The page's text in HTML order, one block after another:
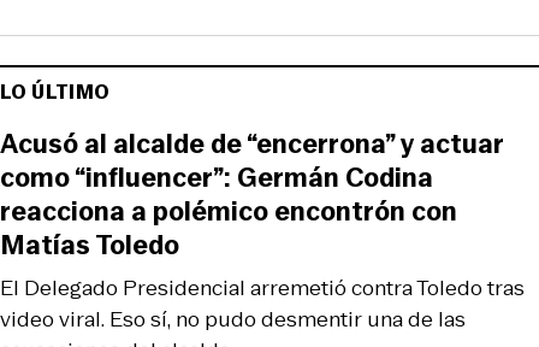
LO ÚLTIMO
El Delegado Presidencial arremetió contra Toledo tras
video viral. Eso sí, no pudo desmentir una de las
Acusó al alcalde de “encerrona” y actuar
como “influencer”: Germán Codina
reacciona a polémico encontrón con
Matías Toledo